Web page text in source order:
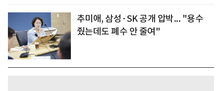
추미애, 삼성·SK 공개 압박... "용수
줬는데도 폐수 안 줄여"